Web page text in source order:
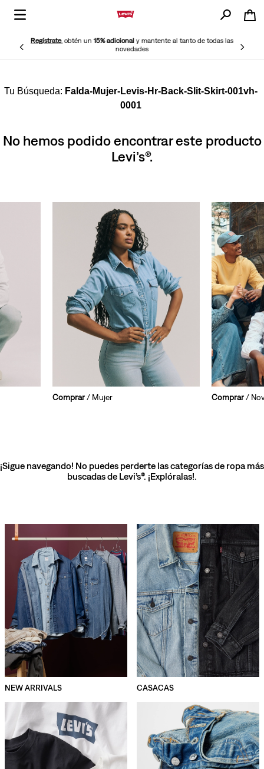
Regístrate, obtén un15% adicionaly mantente al tanto de todas las
novedades
Falda-Mujer-Levis-Hr-Back-Slit-Skirt-001vh-
0001
No hemos podido encontrar este producto
Levi’s®.
Comprar/ Mujer Comprar/
¡Sigue navegando! No puedes perderte las categorías de ropa más
buscadas de Levi’s®. ¡Explóralas!.
NEW ARRIVALS CASACAS